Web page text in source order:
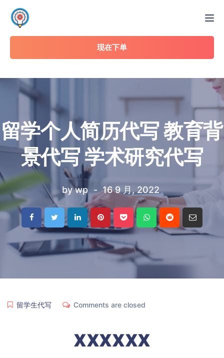
现在下单
留学个人简历代写 教育背
景代写 学术研究代写
by wp 16 9 月, 2022
留学生代写 Comments are closed
XXXXXX